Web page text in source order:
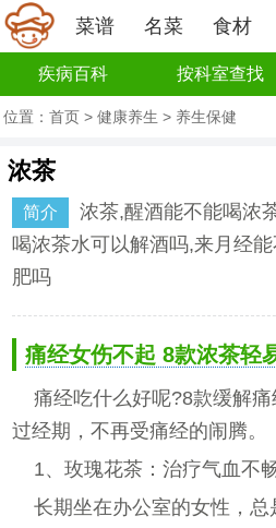
菜谱 名菜 食材
疾病百科 按科室查找
位置： 首页 > 健康养生 > 养生保健
浓茶
简介
浓茶,醒酒能不能喝浓
喝浓茶水可以解酒吗,来月经
肥吗
痛经女伤不起 8款浓茶轻
痛经吃什么好呢?8款缓解
过经期，不再受痛经的闹腾。
1、玫瑰花茶：治疗气血不
长期坐在办公室的女性，